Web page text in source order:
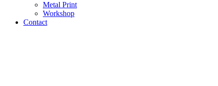
Metal Print
Workshop
Contact